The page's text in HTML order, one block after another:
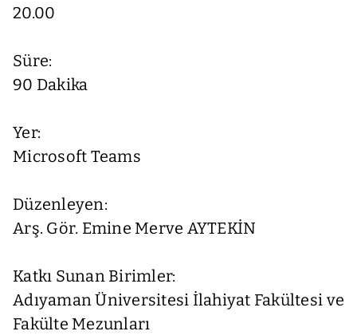
20.00
Süre:
90 Dakika
Yer:
Microsoft Teams
Düzenleyen:
Arş. Gör. Emine Merve AYTEKİN
Katkı Sunan Birimler:
Adıyaman Üniversitesi İlahiyat Fakültesi ve
Fakülte Mezunları